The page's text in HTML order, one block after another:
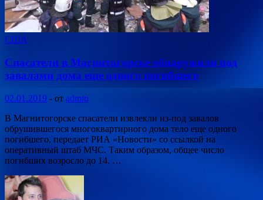
США
Спасатели в Магнитогорске обнаружили под
завалами дома еще одного погибшего
02.01.2019 - от admin
В Магнитогорске спасатели извлекли из-под завалов
обрушившегося многоквартирного дома тело еще одного
погибшего, передает РИА «Новости» со ссылкой на
оперативный штаб МЧС. Таким образом, общее число
погибших возросло до 14. …